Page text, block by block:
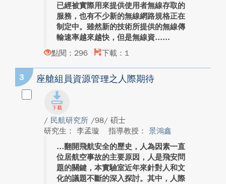
已經被實際用來提供使用者無線存取的
服務，也有不少新的無線網路規格正在
制定中。雖然新的技術所提供的無線傳
輸速率越來越快，但是無線資...
點閱：296
下載：1
3 座艙組員資源管理之人際期待
/ 民航研究所 /98/ 碩士
研究生： 李孟璇
指導教授： 景鴻鑫
翻開飛航安全的歷史，人為因素一直
位居航空事故的主要原因，人是飛安問
題的關鍵，本實驗室近年來針對人和文
化的議題不斷的深入探討。其中，人際